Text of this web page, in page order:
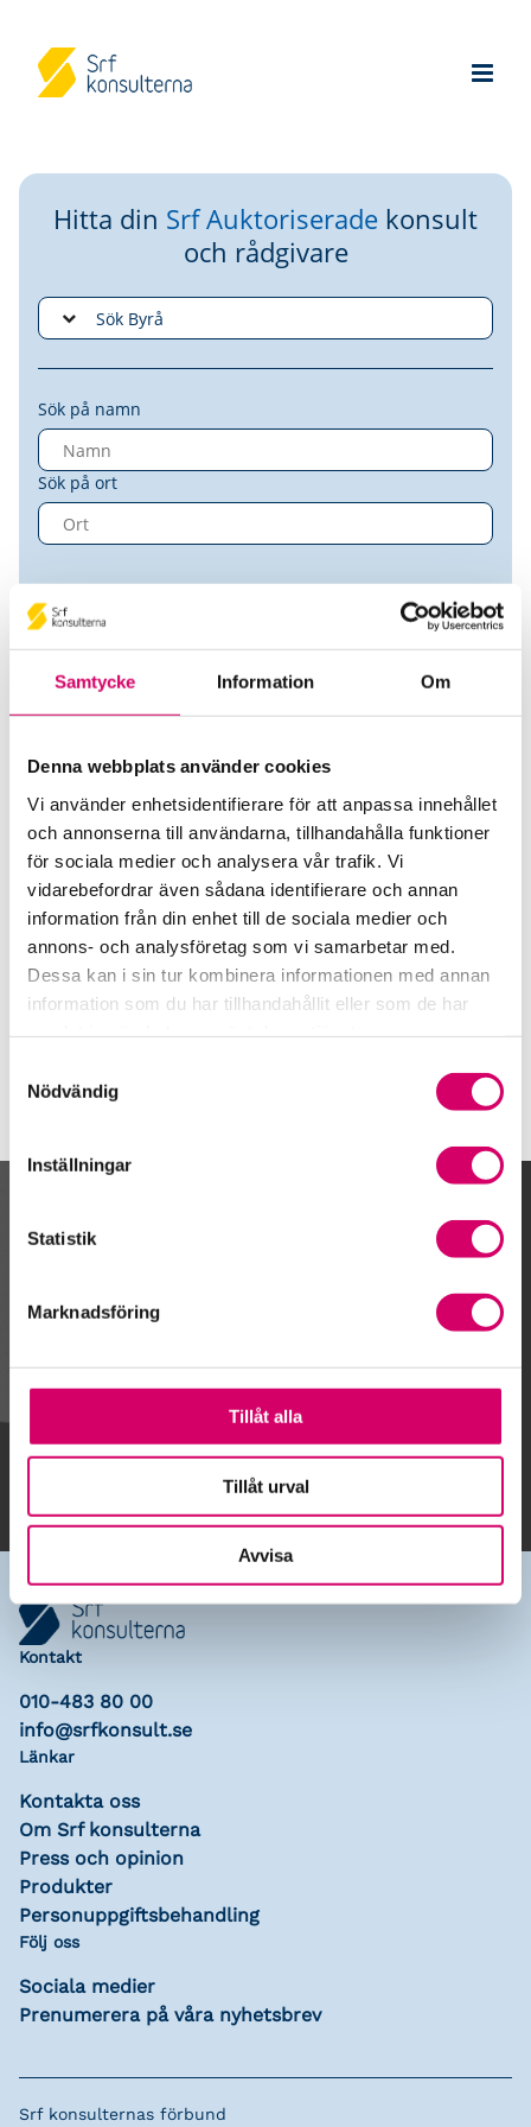
Samtycke Information Om
Denna webbplats använder cookies
Vi använder enhetsidentifierare för att anpassa innehållet
och annonserna till användarna, tillhandahålla funktioner
för sociala medier och analysera vår trafik. Vi
vidarebefordrar även sådana identifierare och annan
information från din enhet till de sociala medier och
annons- och analysföretag som vi samarbetar med.
Dessa kan i sin tur kombinera informationen med annan
information som du har tillhandahållit eller som de har
Nödvändig
Inställningar
Statistik
Marknadsföring
Tillåt alla
Tillåt urval
Avvisa
Hitta din Srf Auktoriserade konsult
och rådgivare
Sök på namn
Sök på ort
Hagman Leiner Consulting AB
Srf Auktoriserade konsulter
Madelén Leiner Hagman
Auktoriserad Lönekonsult
Norrtälje
Kalendarium
Lägg till i kalender
Kontakt
010-483 80 00
info@srfkonsult.se
Länkar
Kontakta oss
Om Srf konsulterna
Press och opinion
Produkter
Personuppgiftsbehandling
Följ oss
Sociala medier
Prenumerera på våra nyhetsbrev
Srf konsulternas förbund